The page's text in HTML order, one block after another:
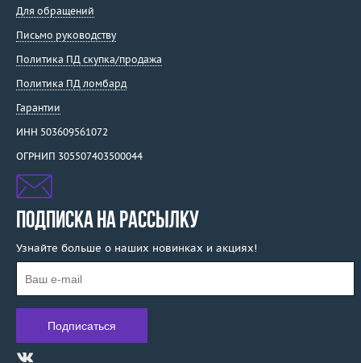
Для обращений
Письмо руководству
Политика ПД скупка/продажа
Политика ПД ломбард
Гарантии
ИНН 503609561072
ОГРНИП 305507403500044
ПОДПИСКА НА РАССЫЛКУ
Узнайте больше о наших новинках и акциях!